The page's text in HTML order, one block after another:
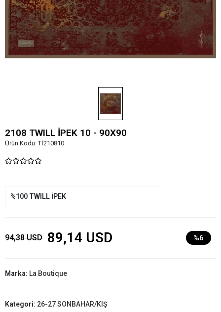
2108 TWILL İPEK 10 - 90X90
Ürün Kodu:Tİ210810
%100 TWILL İPEK
94,38 USD 89,14 USD %6
Marka: La Boutique
Kategori: 26-27 SONBAHAR/KIŞ